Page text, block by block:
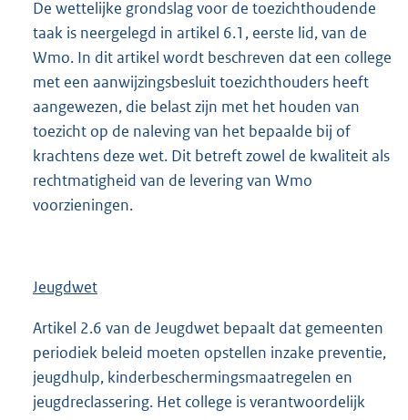
De wettelijke grondslag voor de toezichthoudende
taak is neergelegd in artikel 6.1, eerste lid, van de
Wmo. In dit artikel wordt beschreven dat een college
met een aanwijzingsbesluit toezichthouders heeft
aangewezen, die belast zijn met het houden van
toezicht op de naleving van het bepaalde bij of
krachtens deze wet. Dit betreft zowel de kwaliteit als
rechtmatigheid van de levering van Wmo
voorzieningen.
Jeugdwet
Artikel 2.6 van de Jeugdwet bepaalt dat gemeenten
periodiek beleid moeten opstellen inzake preventie,
jeugdhulp, kinderbeschermingsmaatregelen en
jeugdreclassering. Het college is verantwoordelijk